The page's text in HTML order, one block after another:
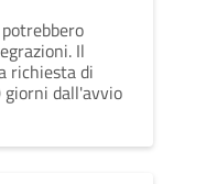
Il
richiesta di
dall'avvio